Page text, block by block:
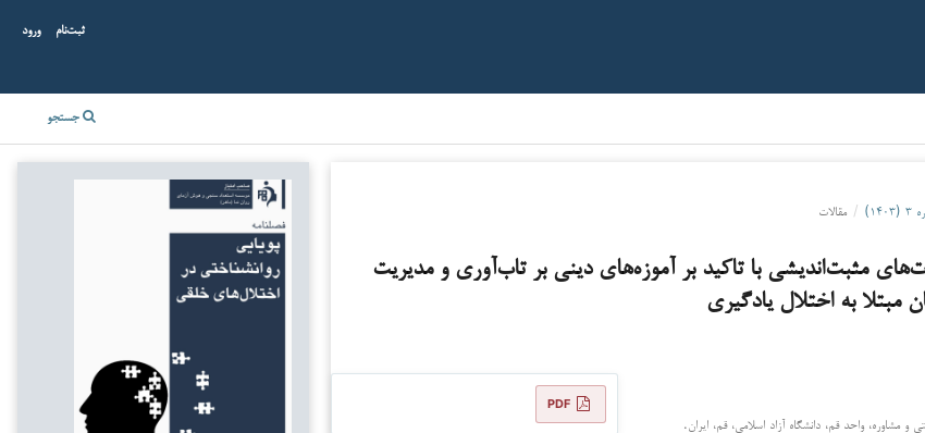
جستجو
ثبت‌نام ورود
/ مقالات
مثبت‌اندیشی با تاکید بر آموزه‌های دینی بر تاب‌آوری و مدیریت
مبتلا به اختلال یادگیری
و مشاوره، واحد قم، دانشگاه آزاد اسلامی، قم، ایران.
PDF